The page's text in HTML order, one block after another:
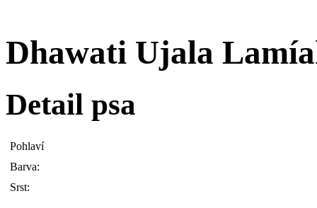
Dhawati Ujala
Detail psa
Pohlaví
Barva:
Srst: